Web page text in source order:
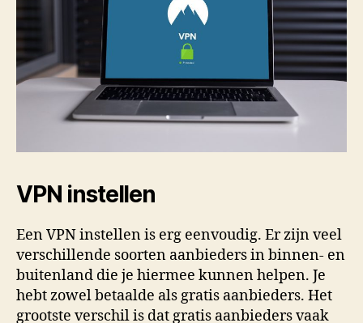
VPN instellen
Een VPN instellen is erg eenvoudig. Er zijn veel
verschillende soorten aanbieders in binnen- en
buitenland die je hiermee kunnen helpen. Je
hebt zowel betaalde als gratis aanbieders. Het
grootste verschil is dat gratis aanbieders vaak